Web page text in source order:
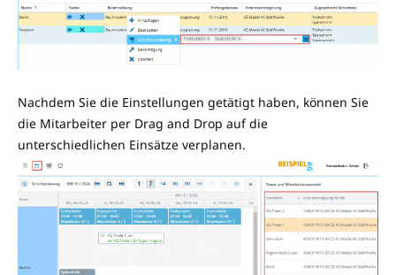
Nachdem Sie die Einstellungen getätigt haben, können Sie
die Mitarbeiter per Drag and Drop auf die
unterschiedlichen Einsätze verplanen.